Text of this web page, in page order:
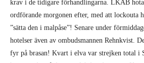
krav i de tidigare förhandlingarna. LKAB
ordförande morgonen efter, med att lockouta
”sätta den i malpåse”! Senare under
hotelser även av ombudsmannen Rehnkvist.
fyr på brasan! Kvart i elva var strejken total i